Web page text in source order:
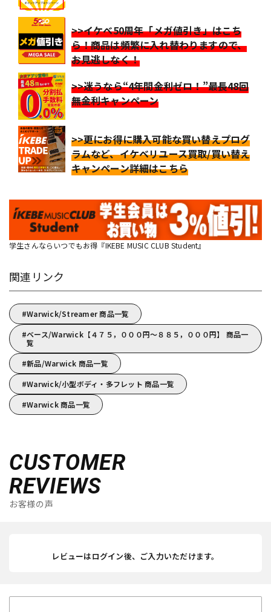
>>イケベ50周年「メガ値引き」はこち
ら！商品は頻繁に入れ替わりますので、
お見逃しなく！
>>迷うなら“4年間金利ゼロ！”最長48回
無金利キャンペーン
>>更にお得に購入可能な買い替えプログ
ラムなど、イケベリユース買取/買い替え
キャンペーン詳細はこちら
学生さんならいつでもお得『IKEBE MUSIC CLUB Student』
関連リンク
Warwick/Streamer 商品一覧
ベース/Warwick【４７５，０００円～８８５，０００円】 商品一
覧
新品/Warwick 商品一覧
Warwick/小型ボディ・多フレット 商品一覧
Warwick 商品一覧
CUSTOMER
REVIEWS
お客様の声
レビューはログイン後、ご入力いただけます。